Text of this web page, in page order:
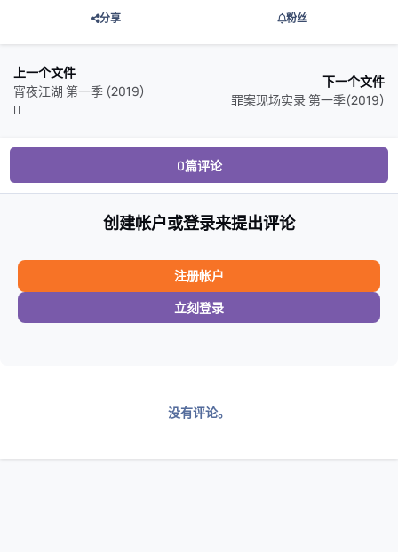
分享 粉丝
上一个文件
宵夜江湖 第一季 (2019)
下一个文件
罪案现场实录 第一季(2019)
0篇评论
创建帐户或登录来提出评论
注册帐户
立刻登录
没有评论。